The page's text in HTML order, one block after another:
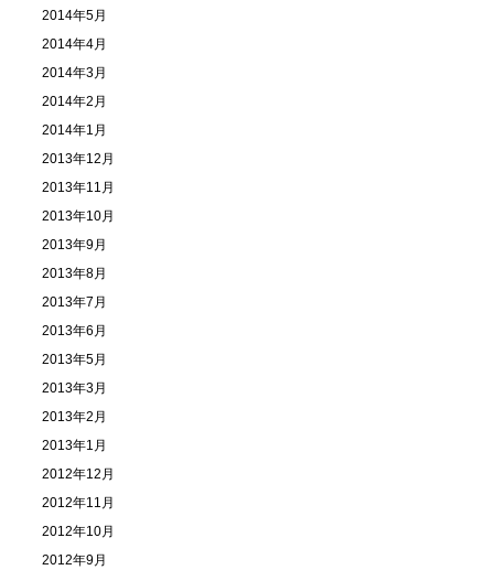
2014年5月
2014年4月
2014年3月
2014年2月
2014年1月
2013年12月
2013年11月
2013年10月
2013年9月
2013年8月
2013年7月
2013年6月
2013年5月
2013年3月
2013年2月
2013年1月
2012年12月
2012年11月
2012年10月
2012年9月